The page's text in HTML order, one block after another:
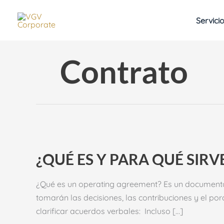
Contrato
¿QUÉ ES Y PARA QUÉ
¿Qué es un operating agreement? Es un
tomarán las decisiones, las contribuciones y el
clarificar acuerdos verbales: Incluso […]
PARA
QUÉ
SIRVE
OPERATING
AGREEMENT?